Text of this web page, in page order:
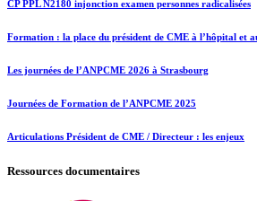
CP PPL N2180 injonction examen personnes radicalisées
Formation : la place du président de CME à l’hôpital et
Les journées de l’ANPCME 2026 à Strasbourg
Journées de Formation de l’ANPCME 2025
Articulations Président de CME / Directeur : les enjeux
Ressources documentaires